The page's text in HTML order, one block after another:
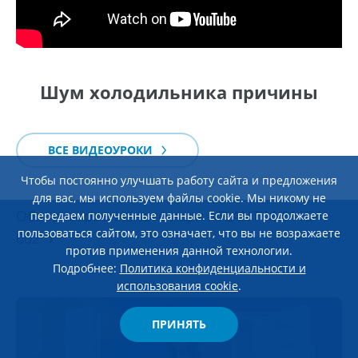
Шум холодильника причины
ВСЕ ВИДЕОУРОКИ
Чтобы постоянно улучшать работу сайта и предложения
для вас, мы используем файлы cookie. Мы никому не
передаем полученные данные. Если вы продолжаете
пользоваться сайтом, это означает, что вы не возражаете
против применения данной технологии.
Подробнее: Политика конфиденциальности и
использования cookie.
ПРИНЯТЬ
ЭКСПЛУАТАЦИЯ И УХОД 28 мая 2026
Обзор морозильного ларя ATLANT М-8115-
002